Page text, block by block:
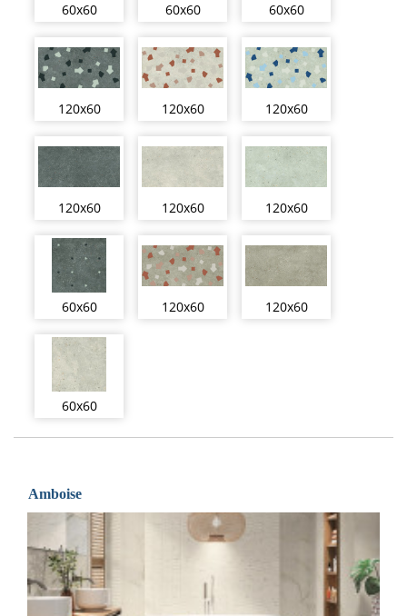
60x60 60x60 60x60
120x60 120x60 120x60
120x60 120x60 120x60
60x60 120x60 120x60
60x60
Amboise